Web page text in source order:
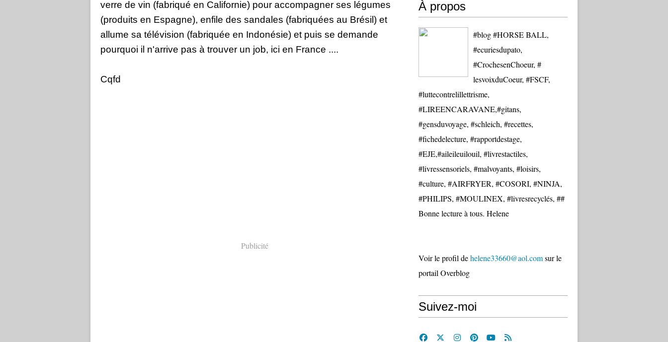
verre de vin (fabriqué en Californie) pour accompagner ses légumes
(produits en Espagne), enfile des sandales (fabriquées au Brésil) et
allume sa télévision (fabriquée en Indonésie) et puis se demande
pourquoi il n'arrive pas à trouver un job, ici en France ....
Cqfd
Publicité
À propos
#blog #HORSE BALL,
#ecuriesdupato,
#CrochesenChoeur, #
lesvoixduCoeur, #FSCF,
#luttecontrelillettrisme,
#LIREENCARAVANE,#gitans,
#gensduvoyage, #schleich, #recettes,
#fichedelecture, #rapportdestage,
#EJE,#aileileuilouil, #livrestactiles,
#livressensoriels, #malvoyants, #loisirs,
#culture, #AIRFRYER, #COSORI, #NINJA,
#PHILIPS, #MOULINEX, #livresrecyclés, ##
Bonne lecture à tous. Helene
Voir le profil dehelene33660@aol.comsur le
portail Overblog
Suivez-moi